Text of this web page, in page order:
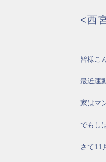
<西
皆様こ
最近運
家はマ
でもし
さて11